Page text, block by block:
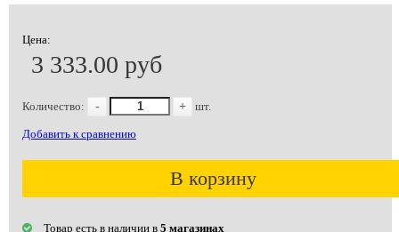
Цена:
3 333.00 руб
Количество: - + шт.
Добавить к сравнению
В корзину
Товар есть в наличии в 5 магазинах